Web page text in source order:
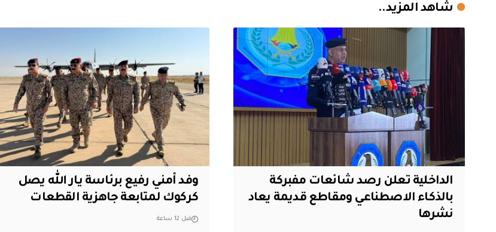
شاهد المزيد..
الداخلية تعلن رصد شائعات مفبركة
بالذكاء الاصطناعي ومقاطع قديمة يعاد
نشرها
وفد أمني رفيع برئاسة يار الله يصل
كركوك لمتابعة جاهزية القطعات
قبل 12 ساعة